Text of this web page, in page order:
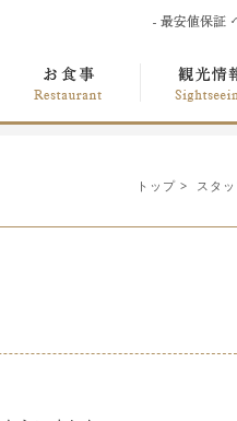
トップ > スタ